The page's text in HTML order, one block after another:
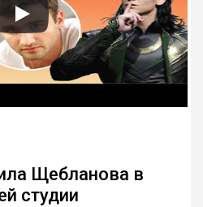
Щебланова в
студии